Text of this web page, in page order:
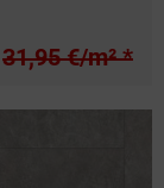
31,95 €/m² *